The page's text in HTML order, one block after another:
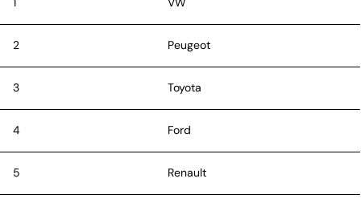
2 Peugeot
3 Toyota
4 Ford
5 Renault